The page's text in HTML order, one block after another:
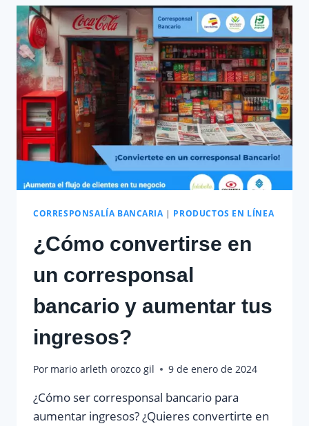
BANCARIO
DEL
BANCO
AGRARIO?
CORRESPONSALÍA BANCARIA | PRODUCTOS EN LÍNEA
¿Cómo convertirse en
un corresponsal
bancario y aumentar tus
ingresos?
Por mario arleth orozco gil 9 de enero de 2024
¿Cómo ser corresponsal bancario para
aumentar ingresos? ¿Quieres convertirte en